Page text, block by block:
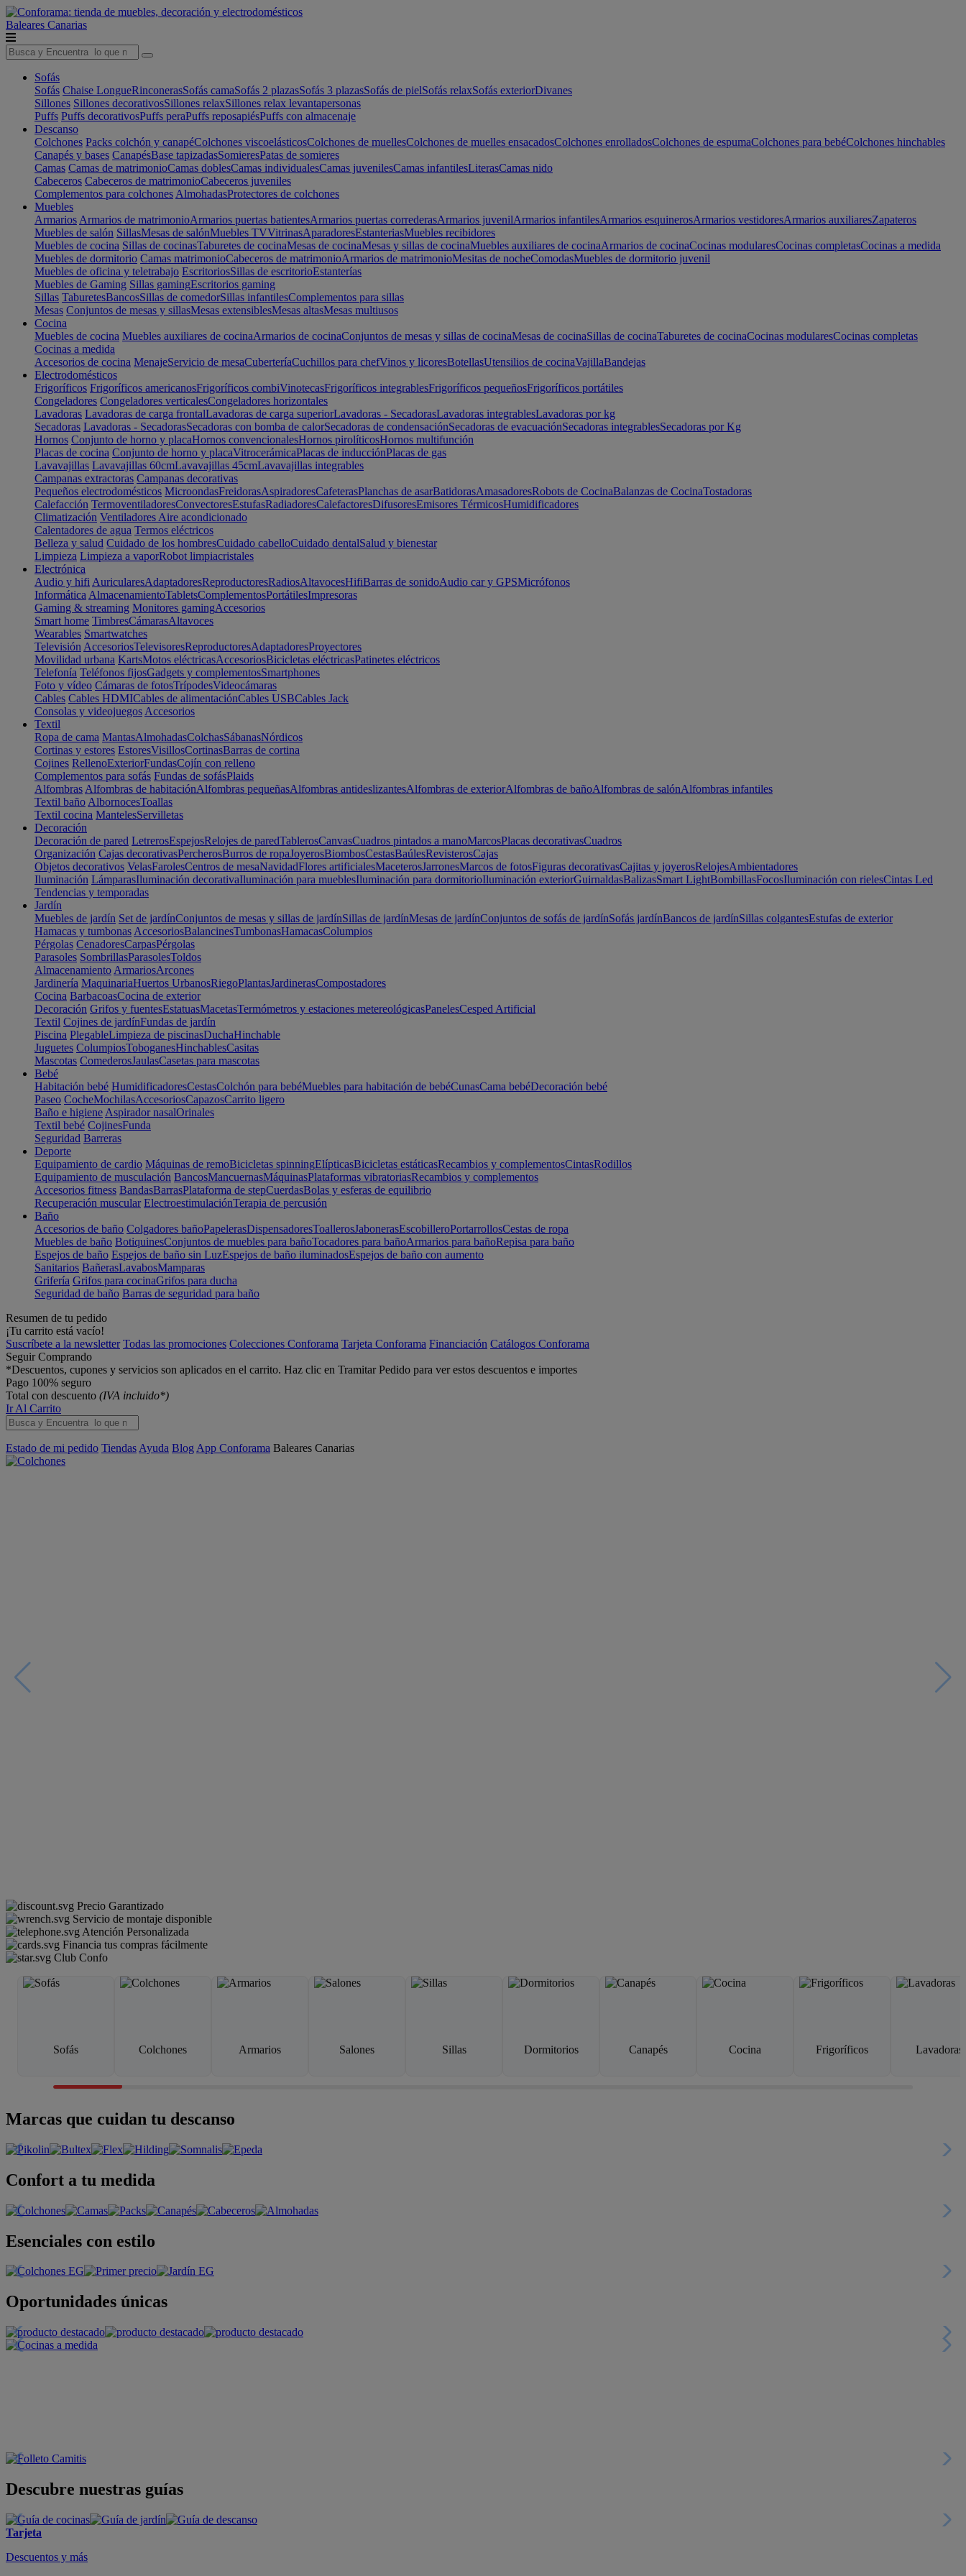
Baleares Canarias
Sofás
Sofás Chaise LongueRinconerasSofás camaSofás 2 plazasSofás 3 plazasSofás de pielSofás relaxSofás exteriorDivanes
Sillones Sillones decorativosSillones relaxSillones relax levantapersonas
Puffs Puffs decorativosPuffs peraPuffs reposapiésPuffs con almacenaje
Descanso
Colchones Packs colchón y canapéColchones viscoelásticosColchones de muellesColchones de muelles ensacadosColchones enrolladosColchones de espumaColchones para bebéColchones hinchables
Canapés y bases CanapésBase tapizadasSomieresPatas de somieres
Camas Camas de matrimonioCamas doblesCamas individualesCamas juvenilesCamas infantilesLiterasCamas nido
Cabeceros Cabeceros de matrimonioCabeceros juveniles
Complementos para colchones AlmohadasProtectores de colchones
Muebles
Armarios Armarios de matrimonioArmarios puertas batientesArmarios puertas correderasArmarios juvenilArmarios infantilesArmarios esquinerosArmarios vestidoresArmarios auxiliaresZapateros
Muebles de salón SillasMesas de salónMuebles TVVitrinasAparadoresEstanteriasMuebles recibidores
Muebles de cocina Sillas de cocinasTaburetes de cocinaMesas de cocinaMesas y sillas de cocinaMuebles auxiliares de cocinaArmarios de cocinaCocinas modularesCocinas completasCocinas a medida
Muebles de dormitorio Camas matrimonioCabeceros de matrimonioArmarios de matrimonioMesitas de nocheComodasMuebles de dormitorio juvenil
Muebles de oficina y teletrabajo EscritoriosSillas de escritorioEstanterías
Muebles de Gaming Sillas gamingEscritorios gaming
Sillas TaburetesBancosSillas de comedorSillas infantilesComplementos para sillas
Mesas Conjuntos de mesas y sillasMesas extensiblesMesas altasMesas multiusos
Cocina
Muebles de cocina Muebles auxiliares de cocinaArmarios de cocinaConjuntos de mesas y sillas de cocinaMesas de cocinaSillas de cocinaTaburetes de cocinaCocinas modularesCocinas completas
Cocinas a medida
Accesorios de cocina MenajeServicio de mesaCuberteríaCuchillos para chefVinos y licoresBotellasUtensilios de cocinaVajillaBandejas
Electrodomésticos
Frigoríficos Frigoríficos americanosFrigoríficos combiVinotecasFrigoríficos integrablesFrigoríficos pequeñosFrigoríficos portátiles
Congeladores Congeladores verticalesCongeladores horizontales
Lavadoras Lavadoras de carga frontalLavadoras de carga superiorLavadoras - SecadorasLavadoras integrablesLavadoras por kg
Secadoras Lavadoras - SecadorasSecadoras con bomba de calorSecadoras de condensaciónSecadoras de evacuaciónSecadoras integrablesSecadoras por Kg
Hornos Conjunto de horno y placaHornos convencionalesHornos pirolíticosHornos multifunción
Placas de cocina Conjunto de horno y placaVitrocerámicaPlacas de inducciónPlacas de gas
Lavavajillas Lavavajillas 60cmLavavajillas 45cmLavavajillas integrables
Campanas extractoras Campanas decorativas
Pequeños electrodomésticos MicroondasFreidorasAspiradoresCafeterasPlanchas de asarBatidorasAmasadoresRobots de CocinaBalanzas de CocinaTostadoras
Calefacción TermoventiladoresConvectoresEstufasRadiadoresCalefactoresDifusoresEmisores TérmicosHumidificadores
Climatización Ventiladores Aire acondicionado
Calentadores de agua Termos eléctricos
Belleza y salud Cuidado de los hombresCuidado cabelloCuidado dentalSalud y bienestar
Limpieza Limpieza a vaporRobot limpiacristales
Electrónica
Audio y hifi AuricularesAdaptadoresReproductoresRadiosAltavocesHifiBarras de sonidoAudio car y GPSMicrófonos
Informática AlmacenamientoTabletsComplementosPortátilesImpresoras
Gaming & streaming Monitores gamingAccesorios
Smart home TimbresCámarasAltavoces
Wearables Smartwatches
Televisión AccesoriosTelevisoresReproductoresAdaptadoresProyectores
Movilidad urbana KartsMotos eléctricasAccesoriosBicicletas eléctricasPatinetes eléctricos
Telefonía Teléfonos fijosGadgets y complementosSmartphones
Foto y vídeo Cámaras de fotosTrípodesVideocámaras
Cables Cables HDMICables de alimentaciónCables USBCables Jack
Consolas y videojuegos Accesorios
Textil
Ropa de cama MantasAlmohadasColchasSábanasNórdicos
Cortinas y estores EstoresVisillosCortinasBarras de cortina
Cojines RellenoExteriorFundasCojín con relleno
Complementos para sofás Fundas de sofásPlaids
Alfombras Alfombras de habitaciónAlfombras pequeñasAlfombras antideslizantesAlfombras de exteriorAlfombras de bañoAlfombras de salónAlfombras infantiles
Textil baño AlbornocesToallas
Textil cocina MantelesServilletas
Decoración
Decoración de pared LetrerosEspejosRelojes de paredTablerosCanvasCuadros pintados a manoMarcosPlacas decorativasCuadros
Organización Cajas decorativasPercherosBurros de ropaJoyerosBiombosCestasBaúlesRevisterosCajas
Objetos decorativos VelasFarolesCentros de mesaNavidadFlores artificialesMaceterosJarronesMarcos de fotosFiguras decorativasCajitas y joyerosRelojesAmbientadores
Iluminación LámparasIluminación decorativaIluminación para mueblesIluminación para dormitorioIluminación exteriorGuirnaldasBalizasSmart LightBombillasFocosIluminación con rielesCintas Led
Tendencias y temporadas
Jardín
Muebles de jardín Set de jardínConjuntos de mesas y sillas de jardínSillas de jardínMesas de jardínConjuntos de sofás de jardínSofás jardínBancos de jardínSillas colgantesEstufas de exterior
Hamacas y tumbonas AccesoriosBalancinesTumbonasHamacasColumpios
Pérgolas CenadoresCarpasPérgolas
Parasoles SombrillasParasolesToldos
Almacenamiento ArmariosArcones
Jardinería MaquinariaHuertos UrbanosRiegoPlantasJardinerasCompostadores
Cocina BarbacoasCocina de exterior
Decoración Grifos y fuentesEstatuasMacetasTermómetros y estaciones metereológicasPanelesCesped Artificial
Textil Cojines de jardínFundas de jardín
Piscina PlegableLimpieza de piscinasDuchaHinchable
Juguetes ColumpiosToboganesHinchablesCasitas
Mascotas ComederosJaulasCasetas para mascotas
Bebé
Habitación bebé HumidificadoresCestasColchón para bebéMuebles para habitación de bebéCunasCama bebéDecoración bebé
Paseo CocheMochilasAccesoriosCapazosCarrito ligero
Baño e higiene Aspirador nasalOrinales
Textil bebé CojinesFunda
Seguridad Barreras
Deporte
Equipamiento de cardio Máquinas de remoBicicletas spinningElípticasBicicletas estáticasRecambios y complementosCintasRodillos
Equipamiento de musculación BancosMancuernasMáquinasPlataformas vibratoriasRecambios y complementos
Accesorios fitness BandasBarrasPlataforma de stepCuerdasBolas y esferas de equilibrio
Recuperación muscular ElectroestimulaciónTerapia de percusión
Baño
Accesorios de baño Colgadores bañoPapelerasDispensadoresToallerosJabonerasEscobilleroPortarrollosCestas de ropa
Muebles de baño BotiquinesConjuntos de muebles para bañoTocadores para bañoArmarios para bañoRepisa para baño
Espejos de baño Espejos de baño sin LuzEspejos de baño iluminadosEspejos de baño con aumento
Sanitarios BañerasLavabosMamparas
Grifería Grifos para cocinaGrifos para ducha
Seguridad de baño Barras de seguridad para baño
Resumen de tu pedido
¡Tu carrito está vacío!
Suscríbete a la newsletter Todas las promociones Colecciones Conforama Tarjeta Conforama Financiación Catálogos Conforama
Seguir Comprando
*Descuentos, cupones y servicios son aplicados en el carrito. Haz clic en Tramitar Pedido para ver estos descuentos e importes
Pago 100% seguro
Total con descuento (IVA incluido*)
Ir Al Carrito
Estado de mi pedido Tiendas Ayuda Blog App Conforama Baleares Canarias
Precio Garantizado
Servicio de montaje disponible
Atención Personalizada
Financia tus compras fácilmente
Club Confo
Sofás Colchones Armarios Salones Sillas Dormitorios Canapés Cocina Frigoríficos Lavadoras
Marcas que cuidan tu descanso
Confort a tu medida
Esenciales con estilo
Oportunidades únicas
Descubre nuestras guías
Tarjeta
Descuentos y más